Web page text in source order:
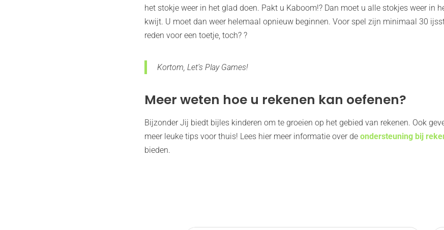
het stokje weer in het glad doen. Pakt u Kaboom!? Dan moet u alle stokjes weer in
kwijt. U moet dan weer helemaal opnieuw beginnen. Voor spel zijn minimaal 30
reden voor een toetje, toch? ?
Kortom, Let’s Play Games!
Meer weten hoe u rekenen kan oefenen?
Bijzonder Jij biedt bijles kinderen om te groeien op het gebied van rekenen. Ook
meer leuke tips voor thuis! Lees hier meer informatie over deondersteuning bij
bieden.